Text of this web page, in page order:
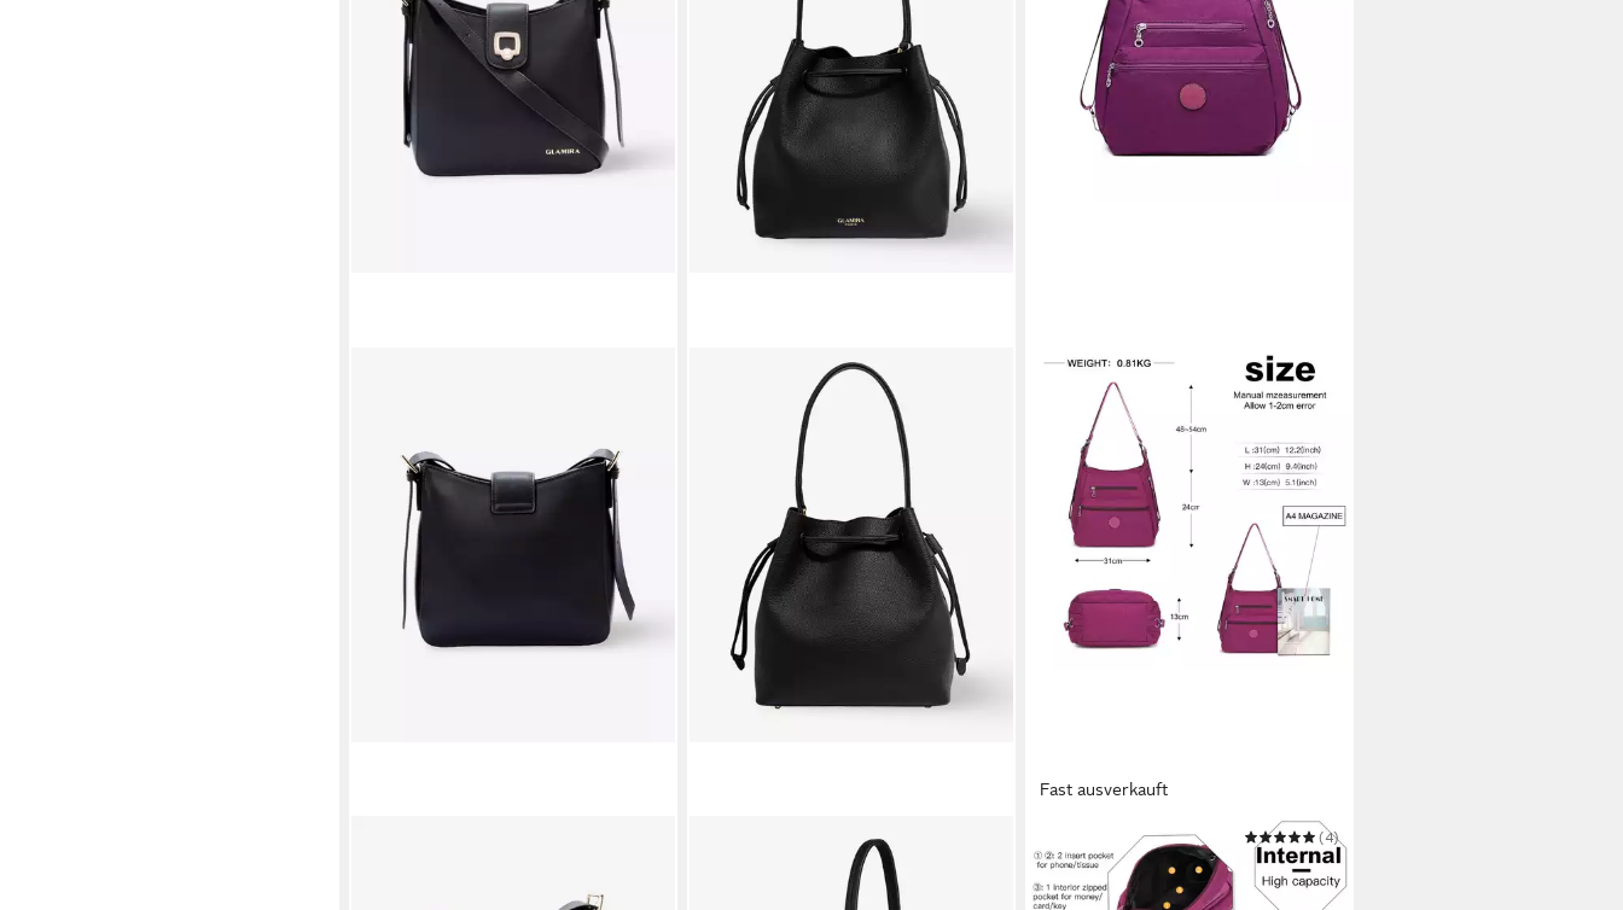
Schultertasche Lysandra Schwarze
Fast ausverkauft
Handtasche Rucksack Damen
Umhängetaschen Nylon
(4)